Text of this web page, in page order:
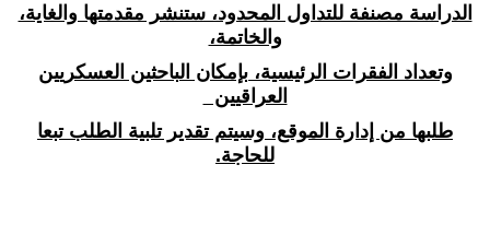
الدراسة مصنفة للتداول المحدود، ستنشر مقدمتها والغاية،
والخاتمة،
وتعداد الفقرات الرئيسية، بإمكان الباحثين العسكريين
العراقيين
طلبها من إدارة الموقع، وسيتم تقدير تلبية الطلب تبعا
للحاجة.